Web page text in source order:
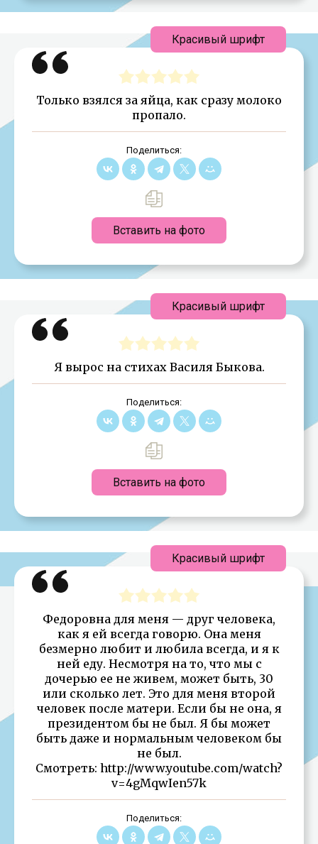
Только взялся за яйца, как сразу молоко
пропало.
Поделиться:
Вставить на фото
Красивый шрифт
Я вырос на стихах Василя Быкова.
Поделиться:
Вставить на фото
Красивый шрифт
Федоровна для меня — друг человека,
как я ей всегда говорю. Она меня
безмерно любит и любила всегда, и я к
ней еду. Несмотря на то, что мы с
дочерью ее не живем, может быть, 30
или сколько лет. Это для меня второй
человек после матери. Если бы не она, я
президентом бы не был. Я бы может
быть даже и нормальным человеком бы
не был.
Смотреть: http://www.youtube.com/watch?
v=4gMqwIen57k
Поделиться:
Красивый шрифт